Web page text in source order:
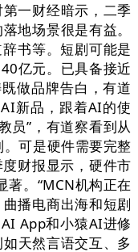
一财经暗示，二季
地场景很是有益。
书等。短剧可能是
亿元。已具备接近
做品牌告白，有道
新品，跟着AI的使
员”，有道察看到从
可是硬件需要完整
财报显示，硬件市
。“MCN机构正在
播电商出海和短剧
App和小猿AI进修
天然言语交互、多